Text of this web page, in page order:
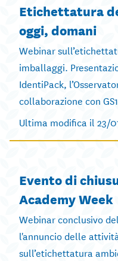
Etichettatura
oggi, domani
Webinar
imballaggi.
IdentiPack,
collaborazione con
Ultima modifica il 23/
Evento di
Academy Week
Webinar conclusivo
l'annuncio delle
sull’etichettatura